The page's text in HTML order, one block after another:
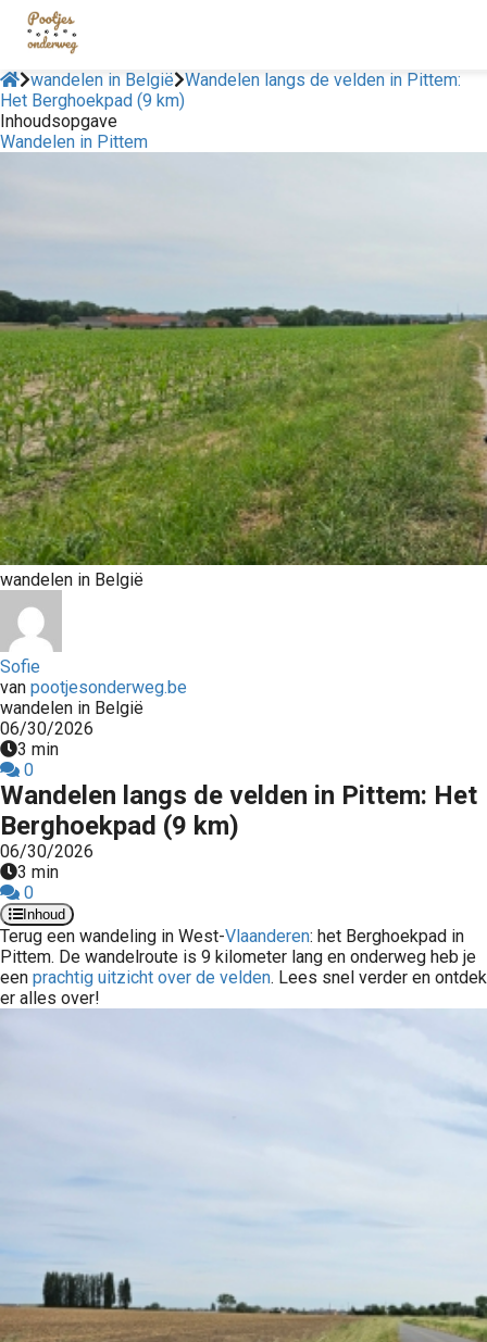
wandelen in België Wandelen langs de velden in Pittem:
Het Berghoekpad (9 km)
Inhoudsopgave
Wandelen in Pittem
wandelen in België
Sofie
van pootjesonderweg.be
wandelen in België
06/30/2026
3 min
0
Wandelen langs de velden in Pittem: Het
Berghoekpad (9 km)
06/30/2026
3 min
0
Inhoud
Terug een wandeling in West-Vlaanderen: het Berghoekpad in
Pittem. De wandelroute is 9 kilometer lang en onderweg heb je
een prachtig uitzicht over de velden. Lees snel verder en ontdek
er alles over!